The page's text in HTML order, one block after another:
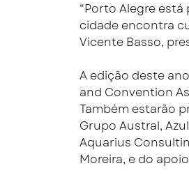
“Porto Alegre
cidade encontra
Vicente Basso,
A edição deste
and Convention
Também estarão
Grupo Austral,
Aquarius
Moreira, e do